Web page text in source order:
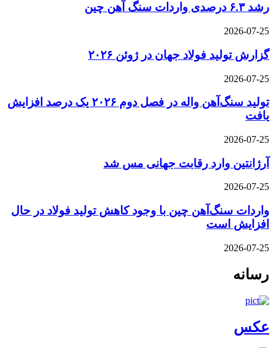
رشد ۶.۳ درصدی واردات سنگ آهن چین
2026-07-25
گزارش تولید فولاد جهان در ژوئن ۲۰۲۶
2026-07-25
تولید سنگ‌آهن واله در فصل دوم ۲۰۲۶ یک درصد افزایش
یافت
2026-07-25
آرژانتین وارد رقابت جهانی مس شد
2026-07-25
واردات سنگ‌آهن چین با وجود کاهش تولید فولاد در حال
افزایش است
2026-07-25
رسانه
عکس